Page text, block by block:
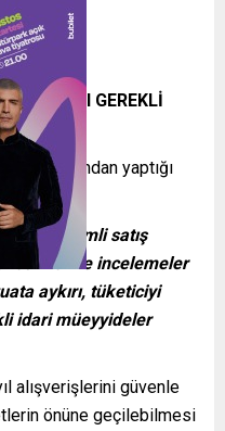
KARŞI GEREKLİ
X hesabından yaptığı
indirimli satış
ve incelemeler
aykırı, tüketiciyi
idari müeyyideler
alışverişlerini güvenle
önüne geçilebilmesi